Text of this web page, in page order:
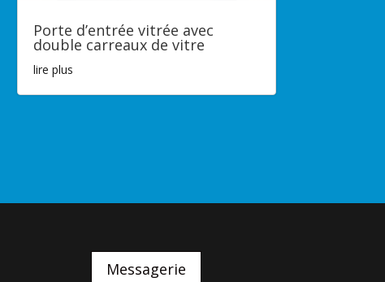
Porte d’entrée vitrée avec
double carreaux de vitre
lire plus
Messagerie